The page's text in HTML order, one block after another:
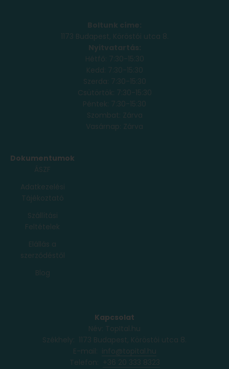
Boltunk címe:
1173 Budapest, Köröstói utca 8.
Nyitvatartás:
Hétfő: 7:30-15:30
Kedd: 7:30-15:30
Szerda: 7:30-15:30
Csütörtök: 7:30-15:30
Péntek: 7:30-15:30
Szombat: Zárva
Vasárnap: Zárva
Dokumentumok
ÁSZF
Adatkezelési
Tájékoztató
Szállítási
Feltételek
Elállás a
szerződéstől
Blog
Kapcsolat
Név: TopItal.hu
Székhely: 1173 Budapest, Köröstói utca 8.
E-mail: info@topital.hu
Telefon: ‭
+36 20 333 8323